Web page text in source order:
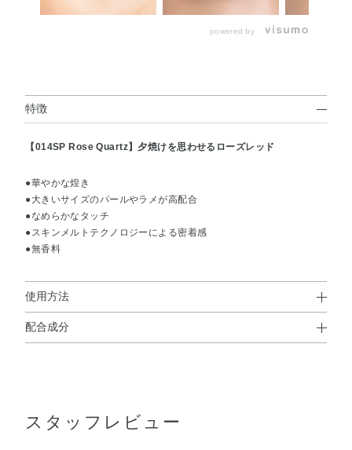
powered by
特徴
【014SP Rose Quartz】夕焼けを思わせるローズレッド
●華やかな煌き
●大きいサイズのパールやラメが高配合
●なめらかなタッチ
●スキンメルトテクノロジーによる密着感
●無香料
使用方法
使用方法
配合成分
ルオイル・ヘキサ（ヒドロキシステアリン酸／ステアリン
スタッフレビュー